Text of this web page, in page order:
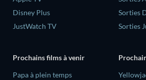
Disney Plus
JustWatch TV
Sorties
Sorties
Prochains films à venir
‎Papa à plein temps